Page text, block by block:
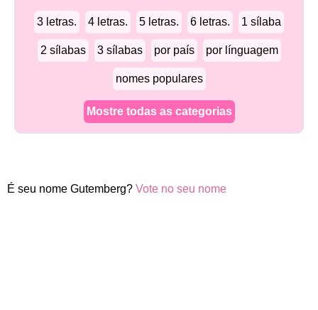
3 letras. 4 letras. 5 letras. 6 letras. 1 sílaba
2 sílabas 3 sílabas por país por línguagem
nomes populares
Mostre todas as categorias
É seu nome Gutemberg? Vote no seu nome